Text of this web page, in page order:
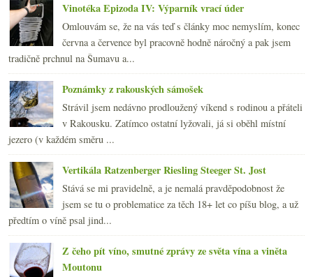
Vinotéka Epizoda IV: Výparník vrací úder
Omlouvám se, že na vás teď s články moc nemyslím, konec
června a července byl pracovně hodně náročný a pak jsem
tradičně prchnul na Šumavu a...
Poznámky z rakouských sámošek
Strávil jsem nedávno prodloužený víkend s rodinou a přáteli
v Rakousku. Zatímco ostatní lyžovali, já si oběhl místní
jezero (v každém směru ...
Vertikála Ratzenberger Riesling Steeger St. Jost
Stává se mi pravidelně, a je nemalá pravděpodobnost že
jsem se tu o problematice za těch 18+ let co píšu blog, a už
předtím o víně psal jind...
Z čeho pít víno, smutné zprávy ze světa vína a viněta
Moutonu